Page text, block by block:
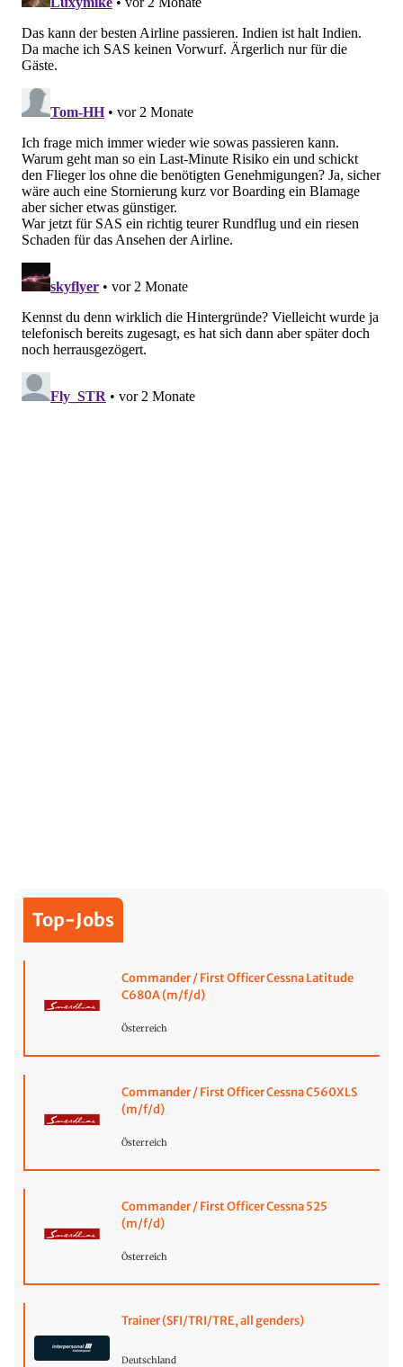
Top-Jobs
Commander / First Officer Cessna Latitude
C680A (m/f/d)
Österreich
Commander / First Officer Cessna C560XLS
(m/f/d)
Österreich
Commander / First Officer Cessna 525
(m/f/d)
Österreich
Trainer (SFI/TRI/TRE, all genders)
Deutschland